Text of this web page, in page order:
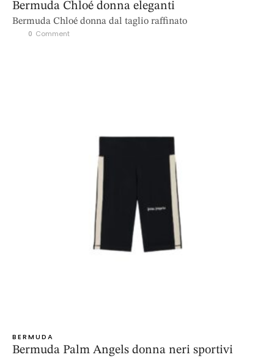
Bermuda Chloé donna eleganti
Bermuda Chloé donna dal taglio raffinato
0 Comment
BERMUDA
Bermuda Palm Angels donna neri sportivi